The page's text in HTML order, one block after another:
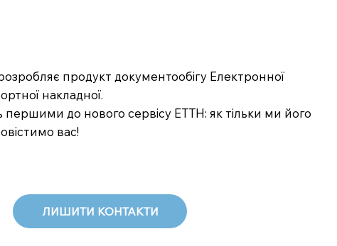
продукт документообігу Електронної
накладної.
до нового сервісу ЕТТН: як тільки ми його
вас!
ЛИШИТИ КОНТАКТИ